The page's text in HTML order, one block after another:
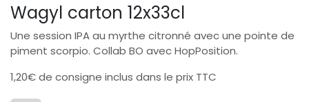
Wagyl carton 12x33cl
Une session IPA au myrthe citronné avec une pointe de
piment scorpio. Collab BO avec HopPosition.
1,20€ de consigne inclus dans le prix TTC